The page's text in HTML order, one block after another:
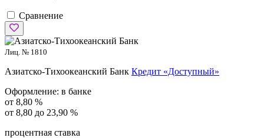
Сравнение
Лиц. № 1810
Азиатско-Тихоокеанский Банк Кредит «Доступный»
Оформление: в банке
от 8,80 %
от 8,80 до 23,90 %
процентная ставка